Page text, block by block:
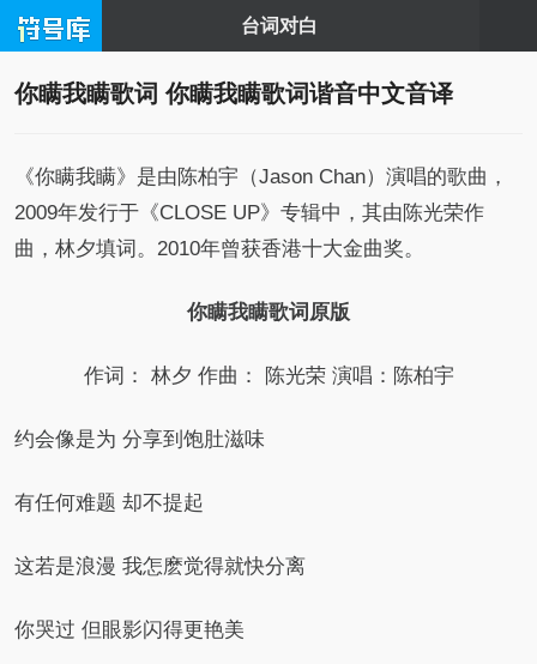
台词对白
你瞒我瞒歌词 你瞒我瞒歌词谐音中文音译
《你瞒我瞒》是由陈柏宇（Jason Chan）演唱的歌曲，
2009年发行于《CLOSE UP》专辑中，其由陈光荣作
曲，林夕填词。2010年曾获香港十大金曲奖。
你瞒我瞒歌词原版
作词： 林夕 作曲： 陈光荣 演唱：陈柏宇
约会像是为 分享到饱肚滋味
有任何难题 却不提起
这若是浪漫 我怎麽觉得就快分离
你哭过 但眼影闪得更艳美